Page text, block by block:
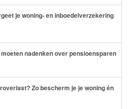
je woning- en inboedelverzekering
nadenken over pensioensparen
Zo bescherm je je woning én